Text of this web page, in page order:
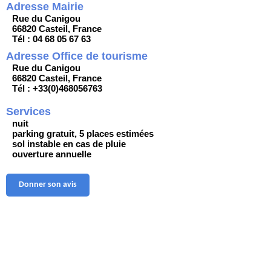
Adresse Mairie
Rue du Canigou
66820 Casteil, France
Tél : 04 68 05 67 63
Adresse Office de tourisme
Rue du Canigou
66820 Casteil, France
Tél : +33(0)468056763
Services
nuit
parking gratuit, 5 places estimées
sol instable en cas de pluie
ouverture annuelle
Donner son avis